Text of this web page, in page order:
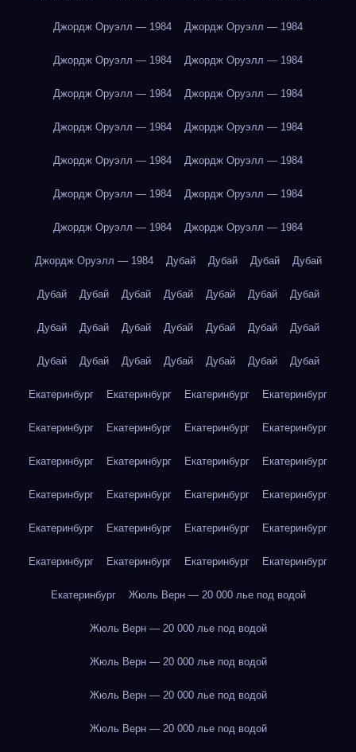
Джордж Оруэлл — 1984 Джордж Оруэлл — 1984
Джордж Оруэлл — 1984 Джордж Оруэлл — 1984
Джордж Оруэлл — 1984 Джордж Оруэлл — 1984
Джордж Оруэлл — 1984 Джордж Оруэлл — 1984
Джордж Оруэлл — 1984 Джордж Оруэлл — 1984
Джордж Оруэлл — 1984 Джордж Оруэлл — 1984
Джордж Оруэлл — 1984 Джордж Оруэлл — 1984
Джордж Оруэлл — 1984 Дубай Дубай Дубай Дубай
Дубай Дубай Дубай Дубай Дубай Дубай Дубай
Дубай Дубай Дубай Дубай Дубай Дубай Дубай
Дубай Дубай Дубай Дубай Дубай Дубай Дубай
Екатеринбург Екатеринбург Екатеринбург Екатеринбург
Екатеринбург Екатеринбург Екатеринбург Екатеринбург
Екатеринбург Екатеринбург Екатеринбург Екатеринбург
Екатеринбург Екатеринбург Екатеринбург Екатеринбург
Екатеринбург Екатеринбург Екатеринбург Екатеринбург
Екатеринбург Екатеринбург Екатеринбург Екатеринбург
Екатеринбург Жюль Верн — 20 000 лье под водой
Жюль Верн — 20 000 лье под водой
Жюль Верн — 20 000 лье под водой
Жюль Верн — 20 000 лье под водой
Жюль Верн — 20 000 лье под водой